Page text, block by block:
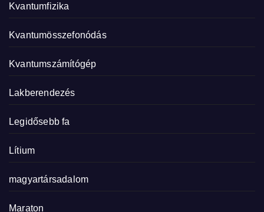
Kvantumfizika
Kvantumösszefonódás
Kvantumszámítógép
Lakberendezés
Legidősebb fa
Lítium
magyartársadalom
Maraton